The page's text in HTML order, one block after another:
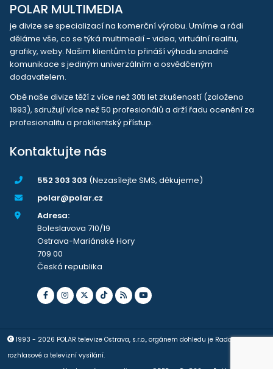
POLAR MULTIMEDIA
je divize se specializací na komerční výrobu. Umíme a rádi
děláme vše, co se týká multimedií - videa, virtuální realitu,
grafiky, weby. Našim klientům to přináší výhodu snadné
komunikace s jediným univerzálním a osvědčeným
dodavatelem.
Obě naše divize těží z více než 30ti let zkušeností (založeno
1993), sdružují více než 50 profesionálů a drží řadu ocenění za
profesionalitu a proklientský přístup.
Kontaktujte nás
552 303 303 (Nezasílejte SMS, děkujeme)
polar@polar.cz
Adresa:
Boleslavova 710/19
Ostrava-Mariánské Hory
709 00
Česká republika
1993 - 2026 POLAR televize Ostrava, s.r.o., orgánem dohledu je Rada pro
rozhlasové a televizní vysílání.